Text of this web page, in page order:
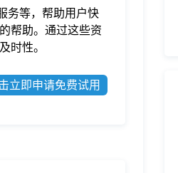
务等，帮助用户快
帮助。通过这些资
时性。
立即申请免费试用